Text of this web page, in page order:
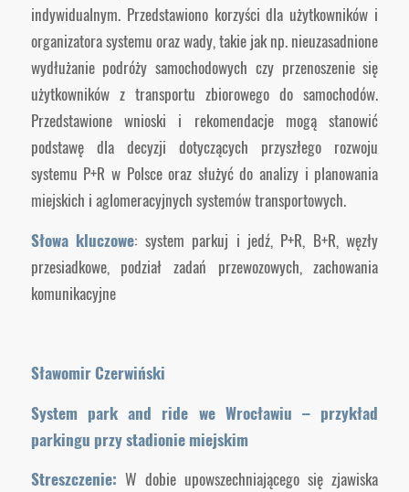
indywidualnym. Przedstawiono korzyści dla użytkowników i
organizatora systemu oraz wady, takie jak np. nieuzasadnione
wydłużanie podróży samochodowych czy przenoszenie się
użytkowników z transportu zbiorowego do samochodów.
Przedstawione wnioski i rekomendacje mogą stanowić
podstawę dla decyzji dotyczących przyszłego rozwoju
systemu P+R w Polsce oraz służyć do analizy i planowania
miejskich i aglomeracyjnych systemów transportowych.
Słowa kluczowe: system parkuj i jedź, P+R, B+R, węzły
przesiadkowe, podział zadań przewozowych, zachowania
komunikacyjne
Sławomir Czerwiński
System park and ride we Wrocławiu – przykład
parkingu przy stadionie miejskim
Streszczenie: W dobie upowszechniającego się zjawiska